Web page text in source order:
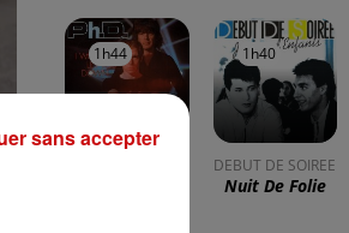
1h44
1h44 1h40
1h40
DEBUT DE SOIREE
Nuit De Folie
sans accepter